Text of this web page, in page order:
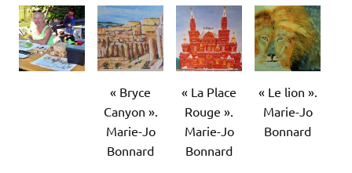
« Bryce
Canyon ».
Marie-Jo
Bonnard
« La Place
Rouge ».
Marie-Jo
Bonnard
« Le lion ».
Marie-Jo
Bonnard